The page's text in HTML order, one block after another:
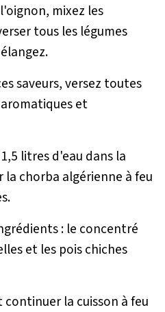
mixez les
tous les légumes
saveurs, versez toutes
et
litres d'eau dans la
chorba algérienne à feu
: le concentré
et les pois chiches
la cuisson à feu